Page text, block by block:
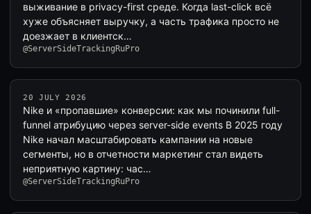
выживание в privacy-first среде. Когда last-click всё
хуже объясняет выручку, а часть трафика просто не
доезжает в клиентск…
@ServerSideTrackingRuPro
20 JULY 2026
Nike и «пропавшие» конверсии: как мы починили full-
funnel атрибуцию через server-side events В 2025 году
Nike начал масштабировать кампании на новые
сегменты, но в отчетности маркетинг стал видеть
неприятную картину: час…
@ServerSideTrackingRuPro